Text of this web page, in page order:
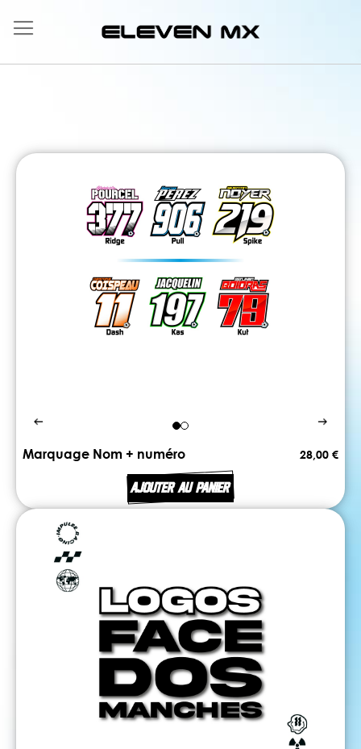
au
contenu
Marquage Nom + numéro 28,00 €
AJOUTER AU PANIER